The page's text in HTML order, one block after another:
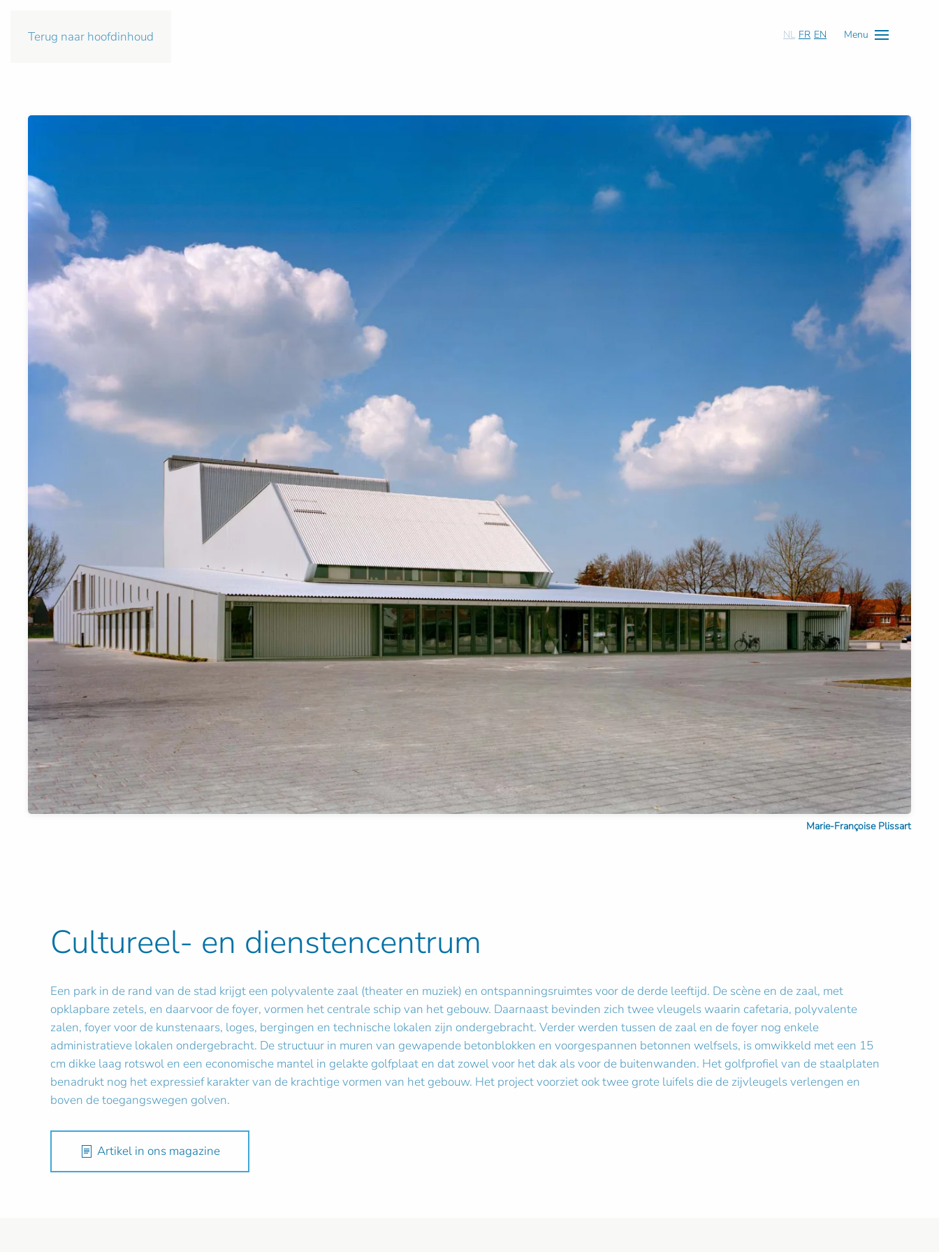
Terug naar hoofdinhoud NL FR EN Menu
Marie-Françoise Plissart
Cultureel- en dienstencentrum
Een park in de rand van de stad krijgt een polyvalente zaal (theater en muziek) en ontspanningsruimtes voor de derde leeftijd. De scène en de zaal, met
opklapbare zetels, en daarvoor de foyer, vormen het centrale schip van het gebouw. Daarnaast bevinden zich twee vleugels waarin cafetaria, polyvalente
zalen, foyer voor de kunstenaars, loges, bergingen en technische lokalen zijn ondergebracht. Verder werden tussen de zaal en de foyer nog enkele
administratieve lokalen ondergebracht. De structuur in muren van gewapende betonblokken en voorgespannen betonnen welfsels, is omwikkeld met een 15
cm dikke laag rotswol en een economische mantel in gelakte golfplaat en dat zowel voor het dak als voor de buitenwanden. Het golfprofiel van de staalplaten
benadrukt nog het expressief karakter van de krachtige vormen van het gebouw. Het project voorziet ook twee grote luifels die de zijvleugels verlengen en
boven de toegangswegen golven.
Artikel in ons magazine